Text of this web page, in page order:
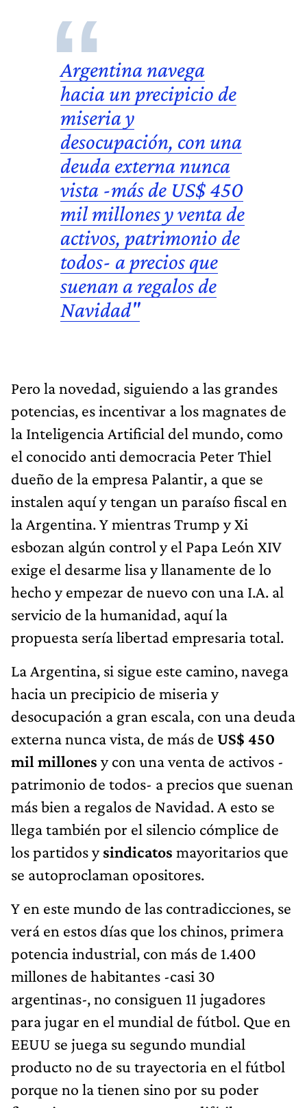
Argentina navega
hacia un precipicio de
miseria y
desocupación, con una
deuda externa nunca
vista -más de US$ 450
mil millonesy venta de
activos, patrimonio de
todos- a precios que
suenan a regalos de
Navidad"
Pero la novedad, siguiendo a las grandes
potencias, es incentivar a los magnates de
la Inteligencia Artificial del mundo, como
el conocido anti democracia Peter Thiel
dueño de la empresa Palantir, a que se
instalen aquí y tengan un paraíso fiscal en
la Argentina. Y mientras Trump y Xi
esbozan algún control y el Papa León XIV
exige el desarme lisa y llanamente de lo
hecho y empezar de nuevo con una I.A. al
servicio de la humanidad, aquí la
propuesta sería libertad empresaria total.
La Argentina, si sigue este camino, navega
hacia un precipicio de miseria y
desocupación a gran escala, con una deuda
externa nunca vista, de más de US$ 450
mil millones y con una venta de activos -
patrimonio de todos- a precios que suenan
más bien a regalos de Navidad. A esto se
llega también por el silencio cómplice de
los partidos ysindicatos mayoritarios que
se autoproclaman opositores.
Y en este mundo de las contradicciones, se
verá en estos días que los chinos, primera
potencia industrial, con más de 1.400
millones de habitantes -casi 30
argentinas-, no consiguen 11 jugadores
para jugar en el mundial de fútbol. Que en
EEUU se juega su segundo mundial
producto no de su trayectoria en el fútbol
porque no la tienen sino por su poder